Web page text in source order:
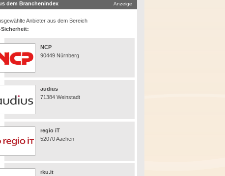
dem Branchenindex Anzeige
Anbieter aus dem Bereich
Sicherheit:
NCP
90449 Nürnberg
audius
71384 Weinstadt
regio iT
52070 Aachen
rku.it